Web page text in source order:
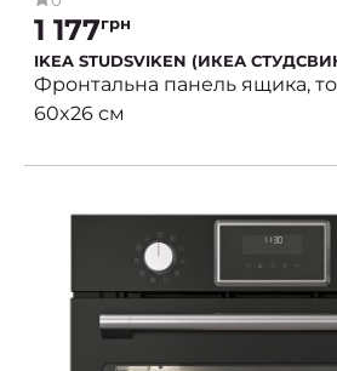
1 177грн
IKEA STUDSVIKEN (ИКЕА
Фронтальна панель ящика,
60x26 см